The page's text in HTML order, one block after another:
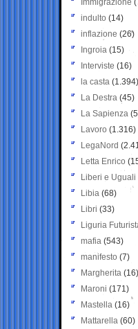
Immigrazione
indulto (14)
inflazione (26)
Ingroia (15)
Interviste (16)
la casta (1.394)
La Destra (45)
La Sapienza
Lavoro (1.316)
LegaNord
Letta Enrico
Liberi e Uguali
Libia (68)
Libri (33)
Liguria
mafia (543)
manifesto (7)
Margherita (16)
Maroni (171)
Mastella (16)
Mattarella (60)